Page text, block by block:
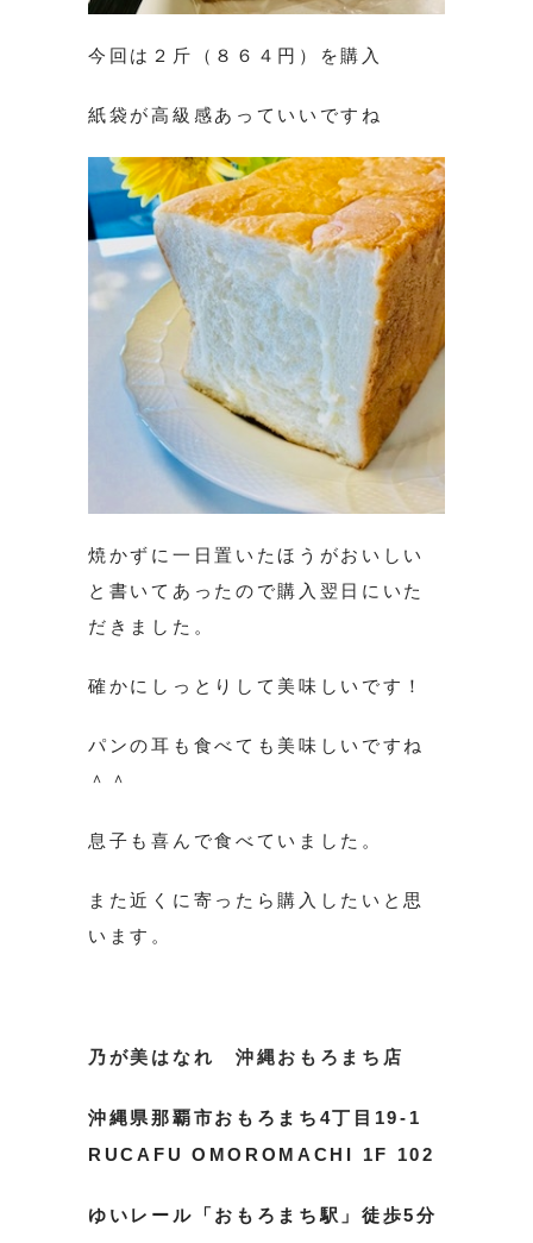
今回は２斤（８６４円）を購入
紙袋が高級感あっていいですね
焼かずに一日置いたほうがおいしい
と書いてあったので購入翌日にいた
だきました。
確かにしっとりして美味しいです！
パンの耳も食べても美味しいですね
＾＾
息子も喜んで食べていました。
また近くに寄ったら購入したいと思
います。
乃が美はなれ 沖縄おもろまち店
沖縄県那覇市おもろまち4丁目19-1
RUCAFU OMOROMACHI 1F 102
ゆいレール「おもろまち駅」徒歩5分